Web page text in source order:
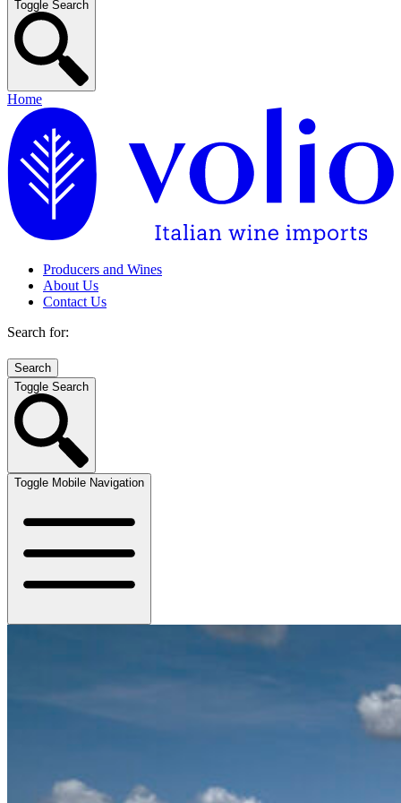
Toggle Search
Home
Producers and Wines
About Us
Contact Us
Search for:
Toggle Search
Toggle Mobile Navigation